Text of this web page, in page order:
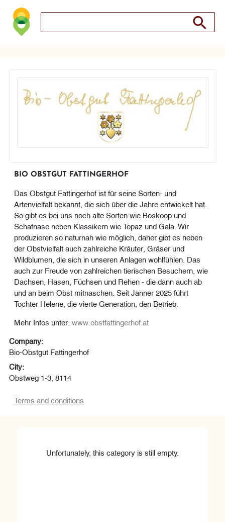
Search
BIO OBSTGUT FATTINGERHOF
Das Obstgut Fattingerhof ist für seine Sorten- und
Artenvielfalt bekannt, die sich über die Jahre entwickelt hat.
So gibt es bei uns noch alte Sorten wie Boskoop und
Schafnase neben Klassikern wie Topaz und Gala. Wir
produzieren so naturnah wie möglich, daher gibt es neben
der Obstvielfalt auch zahlreiche Kräuter, Gräser und
Wildblumen, die sich in unseren Anlagen wohlfühlen. Das
auch zur Freude von zahlreichen tierischen Besuchern, wie
Dachsen, Hasen, Füchsen und Rehen - die dann auch ab
und an beim Obst mitnaschen. Seit Jänner 2025 führt
Tochter Helene, die vierte Generation, den Betrieb.
Mehr Infos unter: www.obstfattingerhof.at
Company:
Bio-Obstgut Fattingerhof
City:
Obstweg 1-3, 8114
Terms and conditions
Unfortunately, this category is still empty.